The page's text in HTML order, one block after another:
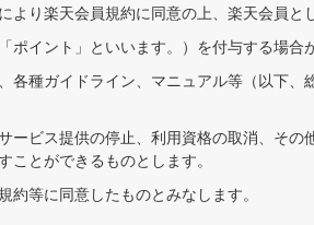
り楽天会員規約に同意の上、楽天会員と
イント」といいます。）を付与する場合
種ガイドライン、マニュアル等（以下、
ビス提供の停止、利用資格の取消、その
とができるものとします。
等に同意したものとみなします。